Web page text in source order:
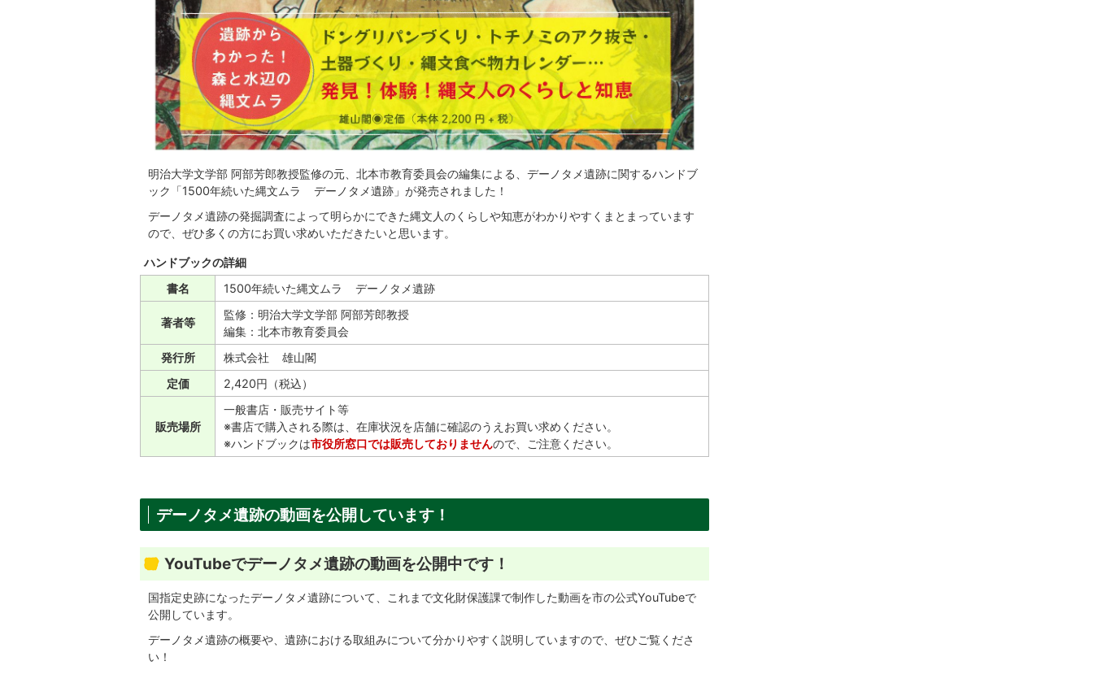
明治大学文学部 阿部芳郎教授監修の元、北本市教育委員会の編集による、デーノタメ遺跡に関するハンドブ
ック「1500年続いた縄文ムラ デーノタメ遺跡」が発売されました！
デーノタメ遺跡の発掘調査によって明らかにできた縄文人のくらしや知恵がわかりやすくまとまっています
ので、ぜひ多くの方にお買い求めいただきたいと思います。
ハンドブックの詳細
書名
1500年続いた縄文ムラ デーノタメ遺跡
著者等
監修：明治大学文学部 阿部芳郎教授
編集：北本市教育委員会
発行所
株式会社 雄山閣
定価
2,420円（税込）
販売場所
一般書店・販売サイト等
※書店で購入される際は、在庫状況を店舗に確認のうえお買い求めください。
※ハンドブックは市役所窓口では販売しておりませんので、ご注意ください。
デーノタメ遺跡の動画を公開しています！
YouTubeでデーノタメ遺跡の動画を公開中です！
国指定史跡になったデーノタメ遺跡について、これまで文化財保護課で制作した動画を市の公式YouTubeで
公開しています。
デーノタメ遺跡の概要や、遺跡における取組みについて分かりやすく説明していますので、ぜひご覧くださ
い！